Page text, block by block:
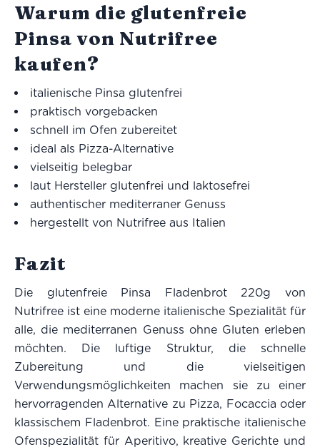
Warum die glutenfreie
Pinsa von Nutrifree
kaufen?
italienische Pinsa glutenfrei
praktisch vorgebacken
schnell im Ofen zubereitet
ideal als Pizza-Alternative
vielseitig belegbar
laut Hersteller glutenfrei und laktosefrei
authentischer mediterraner Genuss
hergestellt von Nutrifree aus Italien
Fazit
Die glutenfreie Pinsa Fladenbrot 220g von
Nutrifree ist eine moderne italienische Spezialität für
alle, die mediterranen Genuss ohne Gluten erleben
möchten. Die luftige Struktur, die schnelle
Zubereitung und die vielseitigen
Verwendungsmöglichkeiten machen sie zu einer
hervorragenden Alternative zu Pizza, Focaccia oder
klassischem Fladenbrot. Eine praktische italienische
Ofenspezialität für Aperitivo, kreative Gerichte und